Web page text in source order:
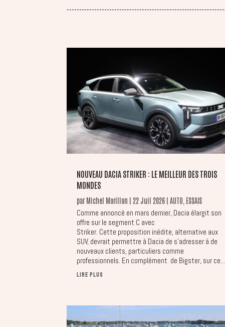
NOUVEAU DACIA STRIKER : LE MEILLEUR DES TROIS
MONDES
par Michel Morillon 22 Juil 2026 |AUTO ESSAIS
Comme annoncé en mars dernier, Dacia élargit son
offre sur le segment C avec
Striker. Cette proposition inédite, alternative aux
SUV, devrait permettre à Dacia de s’adresser à de
nouveaux clients, particuliers comme
professionnels. En complément de Bigster, sur ce...
LIRE PLUS